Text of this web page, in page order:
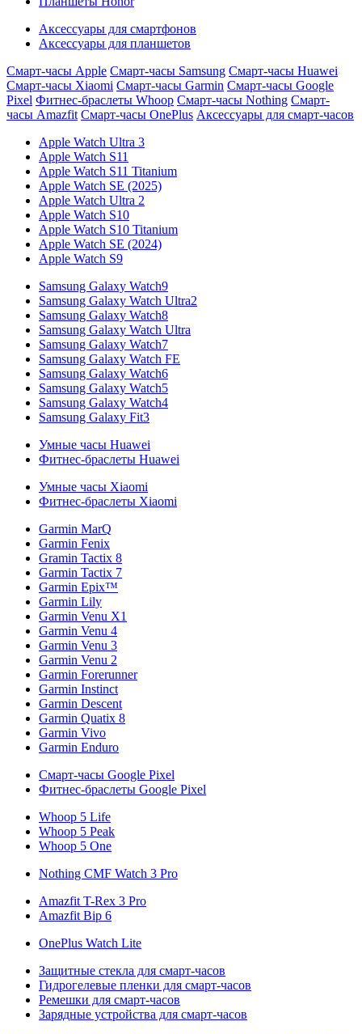
Аксессуары для смартфонов
Аксессуары для планшетов
Смарт-часы Apple Смарт-часы Samsung Смарт-часы Huawei
Смарт-часы Xiaomi Смарт-часы Garmin Смарт-часы Google
Pixel Фитнес-браслеты Whoop Смарт-часы Nothing Смарт-
часы Amazfit Смарт-часы OnePlus Аксессуары для смарт-часов
Apple Watch Ultra 3
Apple Watch S11
Apple Watch S11 Titanium
Apple Watch SE (2025)
Apple Watch Ultra 2
Apple Watch S10
Apple Watch S10 Titanium
Apple Watch SE (2024)
Apple Watch S9
Samsung Galaxy Watch9
Samsung Galaxy Watch Ultra2
Samsung Galaxy Watch8
Samsung Galaxy Watch Ultra
Samsung Galaxy Watch7
Samsung Galaxy Watch FE
Samsung Galaxy Watch6
Samsung Galaxy Watch5
Samsung Galaxy Watch4
Samsung Galaxy Fit3
Умные часы Huawei
Фитнес-браслеты Huawei
Умные часы Xiaomi
Фитнес-браслеты Xiaomi
Garmin MarQ
Garmin Fenix
Gramin Tactix 8
Garmin Tactix 7
Garmin Epix™
Garmin Lily
Garmin Venu X1
Garmin Venu 4
Garmin Venu 3
Garmin Venu 2
Garmin Forerunner
Garmin Instinct
Garmin Descent
Garmin Quatix 8
Garmin Vivo
Garmin Enduro
Смарт-часы Google Pixel
Фитнес-браслеты Google Pixel
Whoop 5 Life
Whoop 5 Peak
Whoop 5 One
Nothing CMF Watch 3 Pro
Amazfit T-Rex 3 Pro
Amazfit Bip 6
OnePlus Watch Lite
Защитные стекла для смарт-часов
Гидрогелевые пленки для смарт-часов
Ремешки для смарт-часов
Зарядные устройства для смарт-часов